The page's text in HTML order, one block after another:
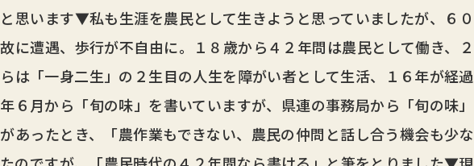
思います▼私も生涯を農民として生きようと思っていましたが、６０
に遭遇、歩行が不自由に。１８歳から４２年問は農民として働き、２
は「一身二生」の２生目の人生を障がい者として生活、１６年が経過
６月から「旬の味」を書いていますが、県連の事務局から「旬の味」
あったとき、「農作業もできない、農民の仲問と話し合う機会も少な